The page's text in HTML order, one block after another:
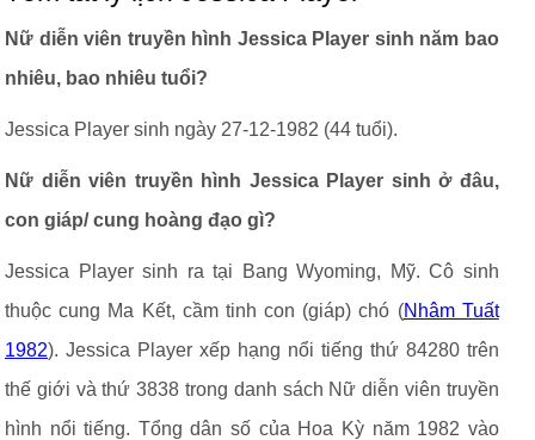
Nữ diễn viên truyền hình Jessica Player sinh năm bao
nhiêu, bao nhiêu tuổi?
Jessica Player sinh ngày 27-12-1982 (44 tuổi).
Nữ diễn viên truyền hình Jessica Player sinh ở đâu,
con giáp/ cung hoàng đạo gì?
Jessica Player sinh ra tại Bang Wyoming, Mỹ. Cô sinh
thuộc cung Ma Kết, cầm tinh con (giáp) chó (Nhâm Tuất
1982). Jessica Player xếp hạng nổi tiếng thứ 84280 trên
thế giới và thứ 3838 trong danh sách Nữ diễn viên truyền
hình nổi tiếng. Tổng dân số của Hoa Kỳ năm 1982 vào